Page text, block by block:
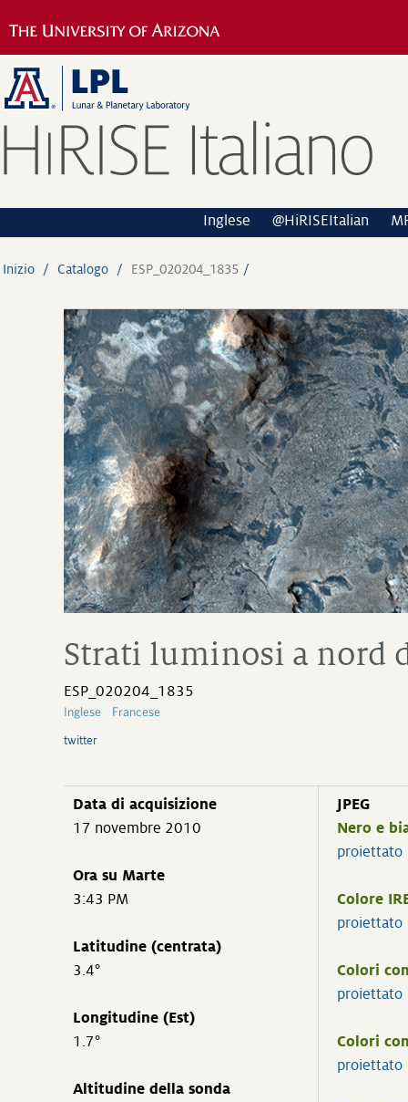
Inglese @HiRISEItalian
Inizio Catalogo ESP_020204_1835
Strati luminosi a nord
ESP_020204_1835
Inglese Francese
twitter
Data di acquisizione
17 novembre 2010
Ora su Marte
3:43 PM
Latitudine (centrata)
3.4°
Longitudine (Est)
1.7°
Altitudine della sonda
JPEG
Nero e
proiettato
Colore
proiettato
Colori
proiettato
Colori
proiettato